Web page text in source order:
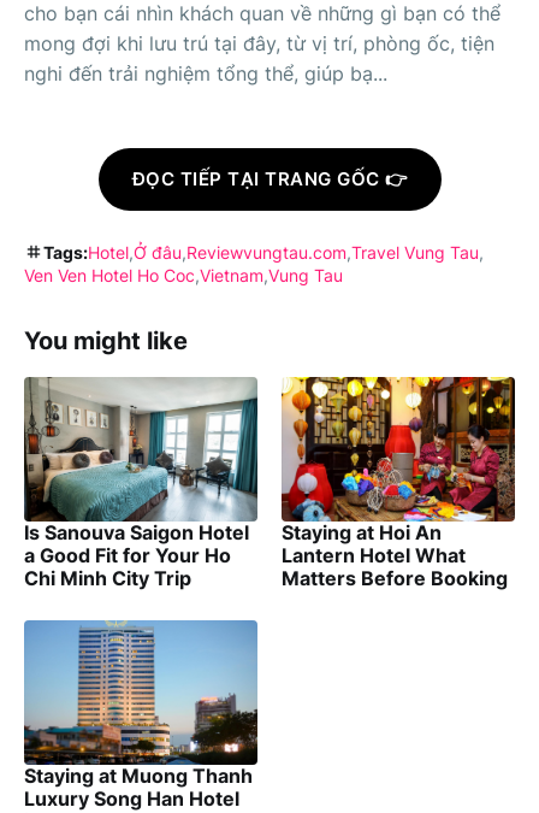
cho bạn cái nhìn khách quan về những gì bạn có thể
mong đợi khi lưu trú tại đây, từ vị trí, phòng ốc, tiện
nghi đến trải nghiệm tổng thể, giúp bạ...
ĐỌC TIẾP TẠI TRANG GỐC 👉
Tags:Hotel Ở đâu Reviewvungtau.com Travel Vung Tau
Ven Ven Hotel Ho Coc Vietnam Vung Tau
You might like
Is Sanouva Saigon Hotel
a Good Fit for Your Ho
Chi Minh City Trip
Staying at Hoi An
Lantern Hotel What
Matters Before Booking
Staying at Muong Thanh
Luxury Song Han Hotel